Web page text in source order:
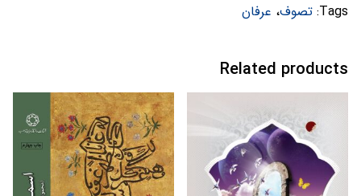
Tags: تصوف، عرفان
Related products